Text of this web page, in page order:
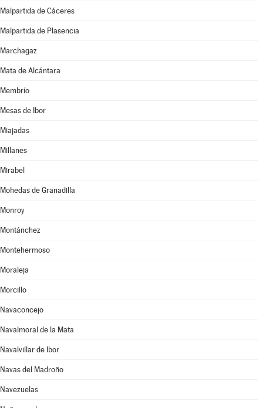
Malpartida de Cáceres
Malpartida de Plasencia
Marchagaz
Mata de Alcántara
Membrío
Mesas de Ibor
Miajadas
Millanes
Mirabel
Mohedas de Granadilla
Monroy
Montánchez
Montehermoso
Moraleja
Morcillo
Navaconcejo
Navalmoral de la Mata
Navalvillar de Ibor
Navas del Madroño
Navezuelas